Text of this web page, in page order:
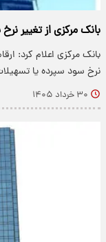
بانک مرکزی از تغییر
بانک مرکزی اعلام کرد:
نرخ سود سپرده یا
۳۰ خرداد ۱۴۰۵